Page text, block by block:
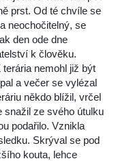
prst. Od té chvíle se
neochočitelný, se
den ode dne
k člověku.
nemohl již být
a večer se vylézal
někdo blížil, vrčel
snažil ze svého útulku
podařilo. Vznikla
Skrýval se pod
kouta, lehce